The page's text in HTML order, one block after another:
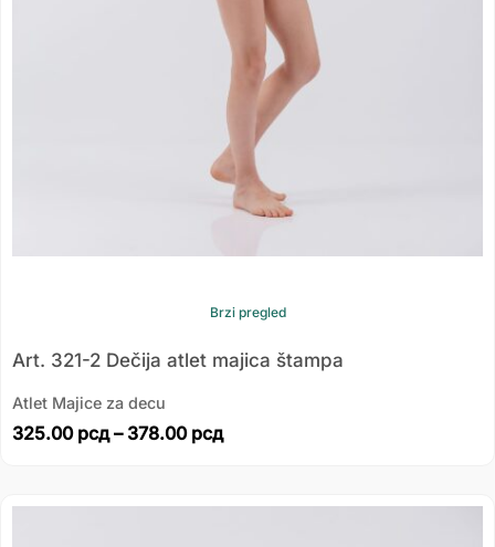
Brzi pregled
Art. 321-2 Dečija atlet majica štampa
Atlet Majice za decu
325.00 рсд – 378.00 рсд
Распон